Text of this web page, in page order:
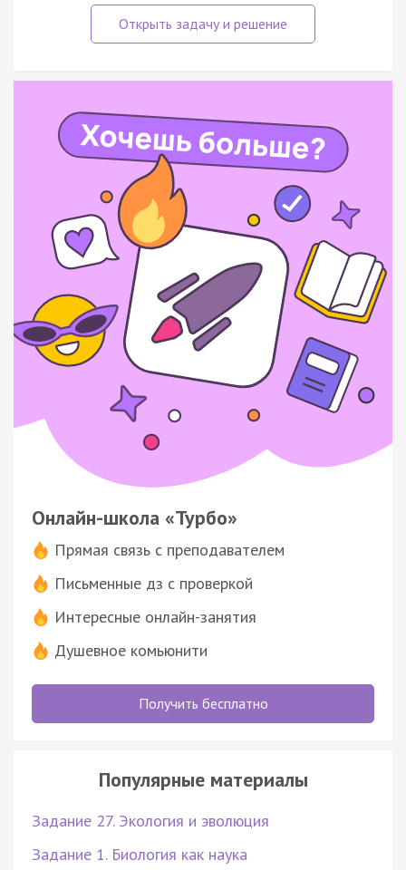
Онлайн-школа «Турбо»
Прямая связь с преподавателем
Письменные дз с проверкой
Интересные онлайн-занятия
Душевное комьюнити
Получить бесплатно
Популярные материалы
Задание 27. Экология и эволюция
Задание 1. Биология как наука